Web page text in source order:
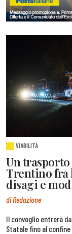
VIABILITÀ
Un
Trentino fra
disagi e
di Redazione
Il convoglio entrerà
Statale fino al